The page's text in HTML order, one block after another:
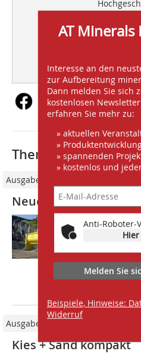
AT Minerals
Interesse an den
zur Aufbereitung
Dann melden Sie sich
kostenlosen
erfahren Sie mehr zu:
» aktuellen
»
» spannenden
» kostenlos und
Anti-Roboter-
Melden Sie
Beispiele, Hinweise:
Widerruf
Thematisch
Ausgabe 01-02/2014
Neues Trommelsieb
Das neue
(Bild) kann als
Anhänger
auf dem
weniger als
Ausgabe 12/2009
Kies + Sand kompakt